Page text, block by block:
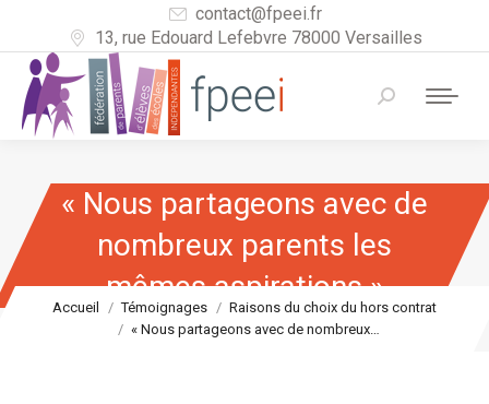
contact@fpeei.fr
13, rue Edouard Lefebvre 78000 Versailles
Recherche
« Nous partageons avec de
nombreux parents les
mêmes aspirations »
Vous êtes ici :
Accueil Témoignages
Raisons du choix du hors contrat
« Nous partageons avec de nombreux…